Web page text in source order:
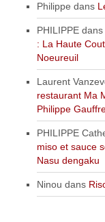
Philippe dans
PHILIPPE dans
: La Haute
Noeureuil
Laurent
restaurant Ma
Philippe
PHILIPPE
miso et sauce
Nasu dengaku
Ninou dans